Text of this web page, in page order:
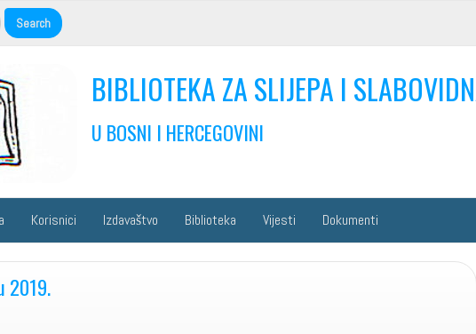
BIBLIOTEKA ZA SLIJEPA I
U BOSNI I HERCEGOVINI
Korisnici Izdavaštvo Biblioteka Vijesti Dokumenti
2019.